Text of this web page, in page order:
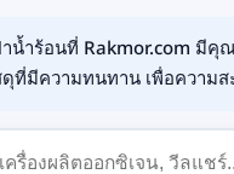
าน้ำร้อนที่ Rakmor.com มีคุ
ที่มีความทนทาน เพื่อความ